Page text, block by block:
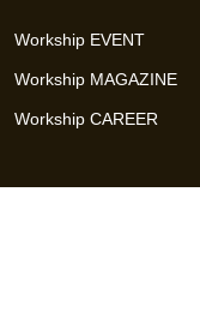
Workship EVENT
Workship MAGAZINE
Workship CAREER